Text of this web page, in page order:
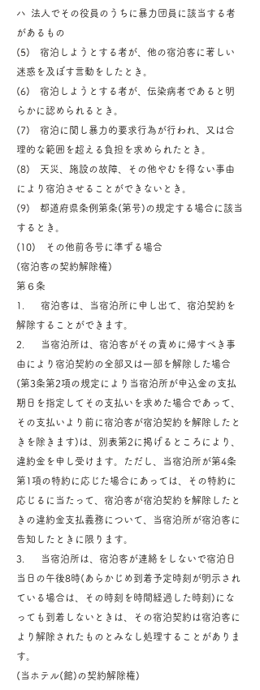
ハ 法人でその役員のうちに暴力団員に該当する者
があるもの
(5) 宿泊しようとする者が、他の宿泊客に著しい
迷惑を及ぼす言動をしたとき。
(6) 宿泊しようとする者が、伝染病者であると明
らかに認められるとき。
(7) 宿泊に関し暴力的要求行為が行われ、又は合
理的な範囲を超える負担を求められたとき。
(8) 天災、施設の故障、その他やむを得ない事由
により宿泊させることができないとき。
(9) 都道府県条例第条(第号)の規定する場合に該当
するとき。
(10) その他前各号に準ずる場合
(宿泊客の契約解除権)
第６条
1. 宿泊客は、当宿泊所に申し出て、宿泊契約を
解除することができます。
2. 当宿泊所は、宿泊客がその責めに帰すべき事
由により宿泊契約の全部又は一部を解除した場合
(第3条第2項の規定により当宿泊所が申込金の支払
期日を指定してその支払いを求めた場合であって、
その支払いより前に宿泊客が宿泊契約を解除したと
きを除きます)は、別表第2に掲げるところにより、
違約金を申し受けます。ただし、当宿泊所が第4条
第1項の特約に応じた場合にあっては、その特約に
応じるに当たって、宿泊客が宿泊契約を解除したと
きの違約金支払義務について、当宿泊所が宿泊客に
告知したときに限ります。
3. 当宿泊所は、宿泊客が連絡をしないで宿泊日
当日の午後8時(あらかじめ到着予定時刻が明示され
ている場合は、その時刻を時間経過した時刻)にな
っても到着しないときは、その宿泊契約は宿泊客に
より解除されたものとみなし処理することがありま
す。
(当ホテル(館)の契約解除権)